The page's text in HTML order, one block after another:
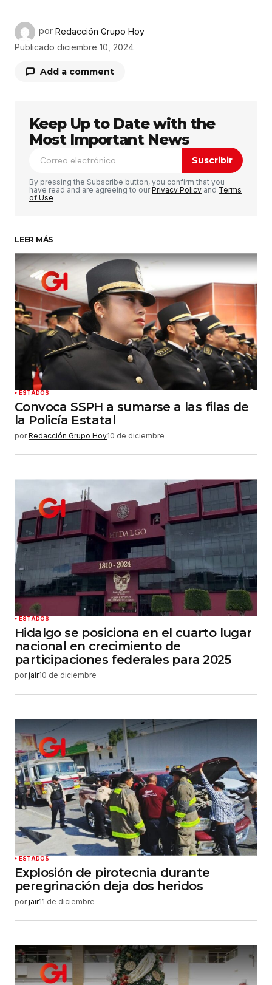
por Redacción Grupo Hoy
Publicado diciembre 10, 2024
Add a comment
Tu dirección de correo electrónico no será
publicada. Los campos obligatorios están
marcados con *
Comentario *
Su nombre*
Tu correo electrónico*
Guardar mi nombre, correo electrónico y sitio
web en este navegador para la próxima vez que
haga un comentario.
Enviar comentario
Keep Up to Date with the
Most Important News
Suscribir
By pressing the Subscribe button, you confirm that you
have read and are agreeing to ourPrivacy Policy and Terms
of Use
LEER MÁS
ESTADOS
Convoca SSPH a sumarse a las filas de
la Policía Estatal
por Redacción Grupo Hoy10 de diciembre
ESTADOS
Hidalgo se posiciona en el cuarto lugar
nacional en crecimiento de
participaciones federales para 2025
por jair10 de diciembre
ESTADOS
Explosión de pirotecnia durante
peregrinación deja dos heridos
por jair11 de diciembre